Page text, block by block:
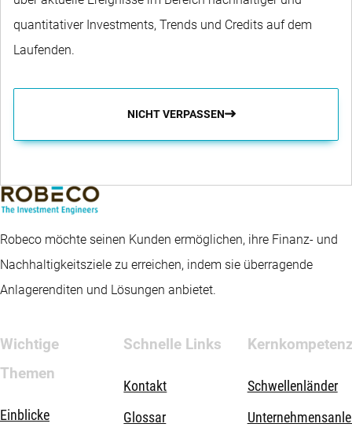
quantitativer Investments, Trends und Credits auf dem
Laufenden.
NICHT VERPASSEN
Robeco möchte seinen Kunden ermöglichen, ihre Finanz- und
Nachhaltigkeitsziele zu erreichen, indem sie überragende
Anlagerenditen und Lösungen anbietet.
Wichtige
Themen
Einblicke
Schnelle Links
Kontakt
Glossar
Schwellenländer